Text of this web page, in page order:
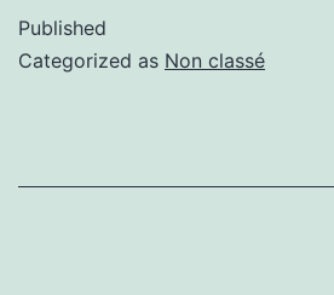
Published
Categorized as Non classé